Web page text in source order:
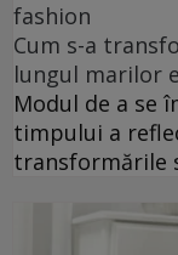
fashion
Cum s-a
lungul marilor
Modul de a se
timpului a
transformările